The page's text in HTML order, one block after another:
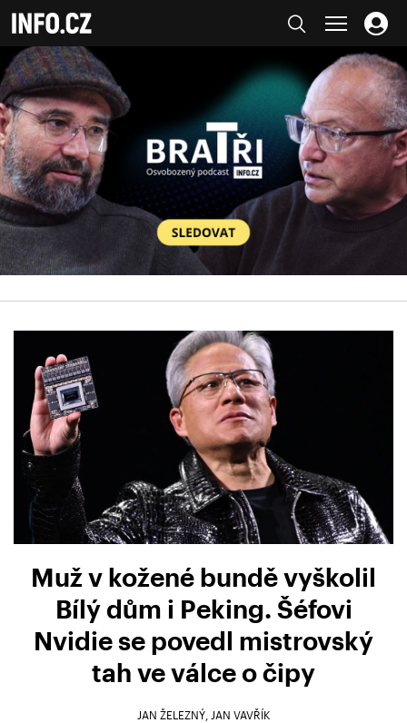
Muž v kožené bundě vyškolil
Bílý dům i Peking. Šéfovi
Nvidie se povedl mistrovský
tah ve válce o čipy
JAN ŽELEZNÝ JAN VAVŘÍK